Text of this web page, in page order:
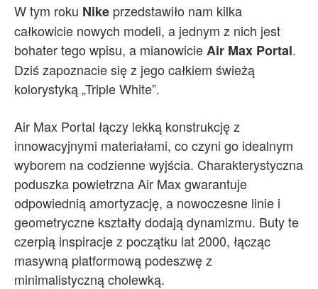
W tym roku Nike przedstawiło nam kilka
całkowicie nowych modeli, a jednym z nich jest
bohater tego wpisu, a mianowicieAir Max Portal.
Dziś zapoznacie się z jego całkiem świeżą
kolorystyką „Triple White”.
Air Max Portal łączy lekką konstrukcję z
innowacyjnymi materiałami, co czyni go idealnym
wyborem na codzienne wyjścia. Charakterystyczna
poduszka powietrzna Air Max gwarantuje
odpowiednią amortyzację, a nowoczesne linie i
geometryczne kształty dodają dynamizmu. Buty te
czerpią inspiracje z początku lat 2000, łącząc
masywną platformową podeszwę z
minimalistyczną cholewką.